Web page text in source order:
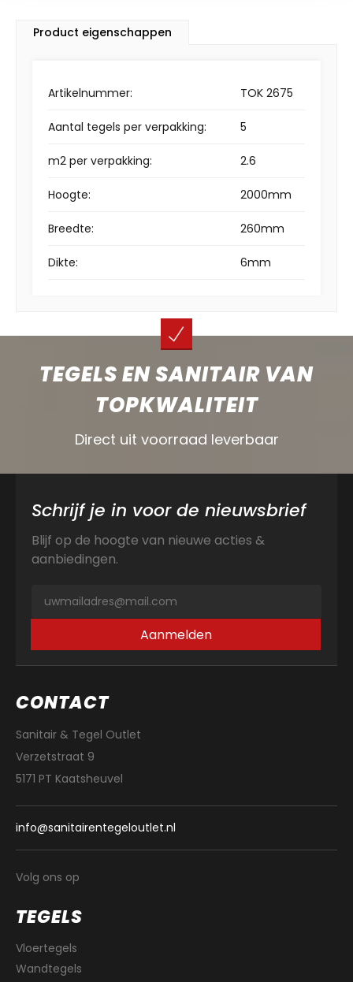
Product eigenschappen
Artikelnummer: TOK 2675
Aantal tegels per verpakking: 5
m2 per verpakking: 2.6
Hoogte: 2000mm
Breedte: 260mm
Dikte: 6mm
TEGELS EN SANITAIR VAN
TOPKWALITEIT
Direct uit voorraad leverbaar
Schrijf je in voor de nieuwsbrief
Blijf op de hoogte van nieuwe acties &
aanbiedingen.
Aanmelden
CONTACT
Sanitair & Tegel Outlet
Verzetstraat 9
5171 PT Kaatsheuvel
info@sanitairentegeloutlet.nl
Volg ons op
TEGELS
Vloertegels
Wandtegels